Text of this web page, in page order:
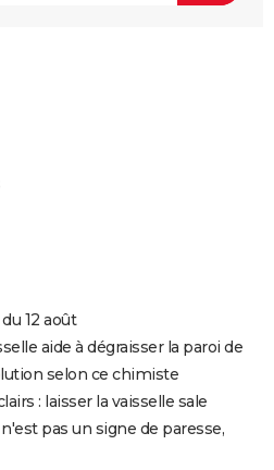
12 août
aide à dégraisser la paroi de
selon ce chimiste
: laisser la vaisselle sale
pas un signe de paresse,